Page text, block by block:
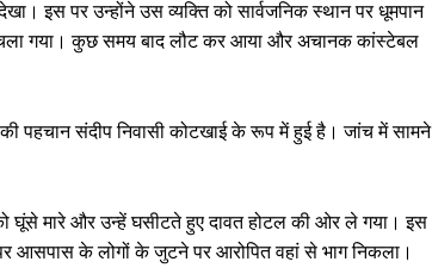
इस पर उन्होंने उस व्यक्ति को सार्वजनिक स्थान पर धूमपान
गया। कुछ समय बाद लौट कर आया और अचानक कांस्टेबल
पहचान संदीप निवासी कोटखाई के रूप में हुई है। जांच में सामने
घूंसे मारे और उन्हें घसीटते हुए दावत होटल की ओर ले गया। इस
आसपास के लोगों के जुटने पर आरोपित वहां से भाग निकला।